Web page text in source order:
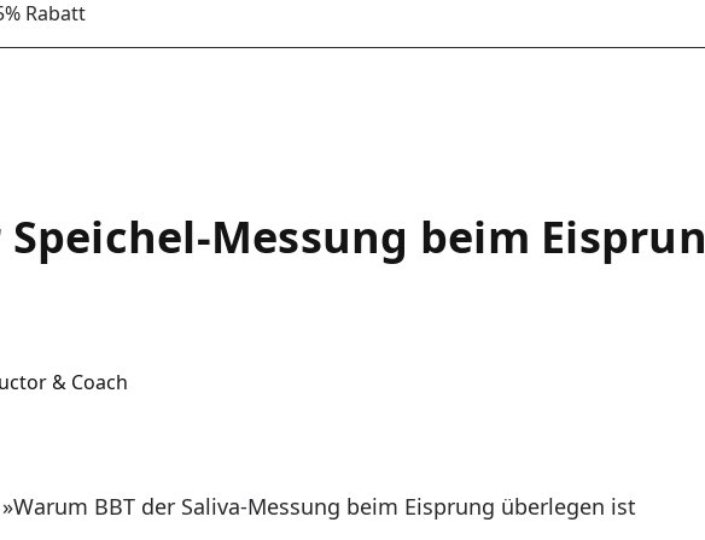
Rabatt
Speichel-Messung beim
& Coach
»Warum BBT der Saliva-Messung beim Eisprung überlegen ist